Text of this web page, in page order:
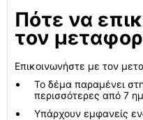
Πότε να
τον
Επικοινωνήστε με τον
Το δέμα παραμένει
περισσότερες από 7
Υπάρχουν εμφανείς